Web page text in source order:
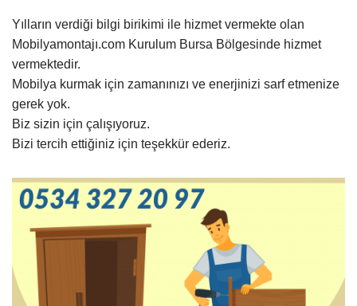
Yılların verdiği bilgi birikimi ile hizmet vermekte olan
Mobilyamontajı.com Kurulum Bursa Bölgesinde hizmet
vermektedir.
Mobilya kurmak için zamanınızı ve enerjinizi sarf etmenize
gerek yok.
Biz sizin için çalışıyoruz.
Bizi tercih ettiğiniz için teşekkür ederiz.